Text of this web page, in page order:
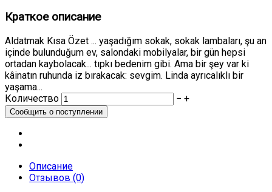
Краткое описание
Aldatmak Kısa Özet ... yaşadığım sokak, sokak lambaları, şu an
içinde bulunduğum ev, salondaki mobilyalar, bir gün hepsi
ortadan kaybolacak... tıpkı bedenim gibi. Ama bir şey var ki
kâinatın ruhunda iz bırakacak: sevgim. Linda ayrıcalıklı bir
yaşama...
Количество
− +
Описание
Отзывов (0)